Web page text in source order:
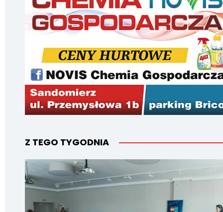
Z TEGO TYGODNIA